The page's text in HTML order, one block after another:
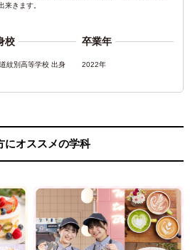
来きます。
校
紋別高等学校 出身
卒業年
2022年
にオススメの学科